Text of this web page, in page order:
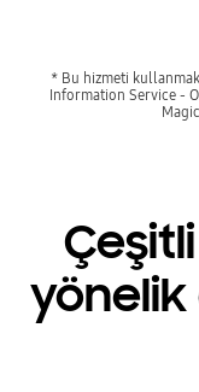
* Bu hizmeti
Information Service -
yönelik